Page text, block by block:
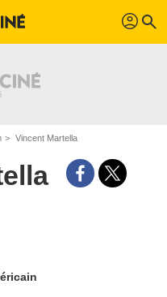
profil search
Vincent Martella